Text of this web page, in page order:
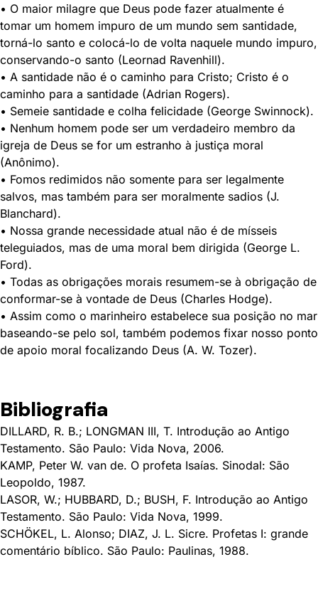
• O maior milagre que Deus pode fazer atualmente é
tomar um homem impuro de um mundo sem santidade,
torná-lo santo e colocá-lo de volta naquele mundo impuro,
conservando-o santo (Leornad Ravenhill).
• A santidade não é o caminho para Cristo; Cristo é o
caminho para a santidade (Adrian Rogers).
• Semeie santidade e colha felicidade (George Swinnock).
• Nenhum homem pode ser um verdadeiro membro da
igreja de Deus se for um estranho à justiça moral
(Anônimo).
• Fomos redimidos não somente para ser legalmente
salvos, mas também para ser moralmente sadios (J.
Blanchard).
• Nossa grande necessidade atual não é de mísseis
teleguiados, mas de uma moral bem dirigida (George L.
Ford).
• Todas as obrigações morais resumem-se à obrigação de
conformar-se à vontade de Deus (Charles Hodge).
• Assim como o marinheiro estabelece sua posição no mar
baseando-se pelo sol, também podemos fixar nosso ponto
de apoio moral focalizando Deus (A. W. Tozer).
Bibliografia
DILLARD, R. B.; LONGMAN III, T. Introdução ao Antigo
Testamento. São Paulo: Vida Nova, 2006.
KAMP, Peter W. van de. O profeta Isaías. Sinodal: São
Leopoldo, 1987.
LASOR, W.; HUBBARD, D.; BUSH, F. Introdução ao Antigo
Testamento. São Paulo: Vida Nova, 1999.
SCHÖKEL, L. Alonso; DIAZ, J. L. Sicre. Profetas I: grande
comentário bíblico. São Paulo: Paulinas, 1988.